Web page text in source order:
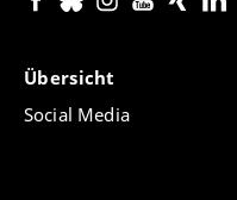
Übersicht
Social Media